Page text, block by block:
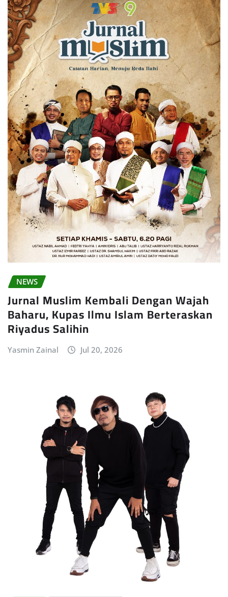
NEWS
Jurnal Muslim Kembali Dengan Wajah
Baharu, Kupas Ilmu Islam Berteraskan
Riyadus Salihin
Yasmin Zainal Jul 20, 2026